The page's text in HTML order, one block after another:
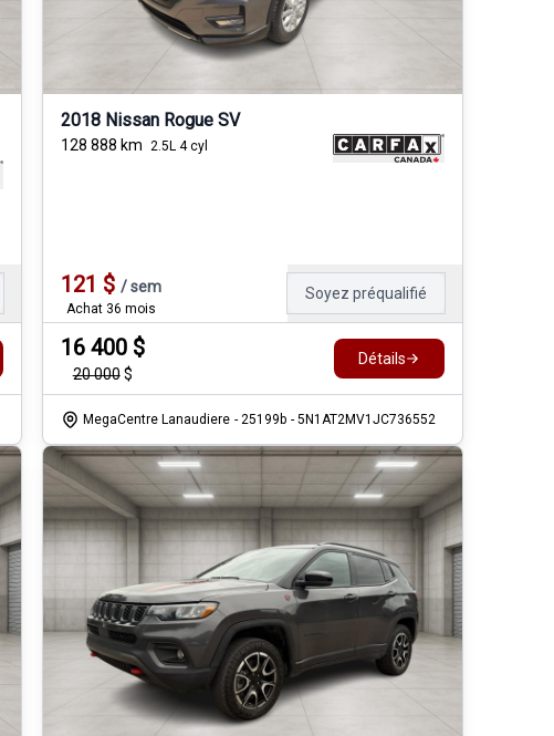
2018 Nissan Rogue SV
128 888 km 2.5L 4 cyl
121 $ / sem
Achat 36 mois
Soyez préqualifié
16 400$
20 000$
Détails
MegaCentre Lanaudiere - 25199b - 5N1AT2MV1JC736552